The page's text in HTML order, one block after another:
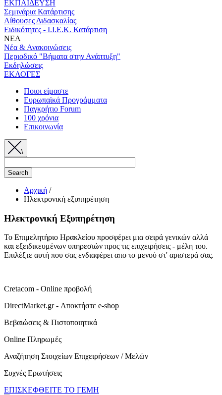
ΕΚΠΑΙΔΕΥΣΗ
Σεμινάρια Κατάρτισης
Αίθουσες Διδασκαλίας
Ειδικότητες - Ι.Ι.Ε.Κ. Κατάρτιση
ΝΕΑ
Νέα & Ανακοινώσεις
Περιοδικό "Βήματα στην Ανάπτυξη"
Εκδηλώσεις
ΕΚΛΟΓΕΣ
Ποιοι είμαστε
Ευρωπαϊκά Προγράμματα
Παγκρήτιο Forum
100 χρόνια
Επικοινωνία
\
Breadcrumb
Αρχική /
Ηλεκτρονική εξυπηρέτηση
Ηλεκτρονική Εξυπηρέτηση
Το Επιμελητήριο Ηρακλείου προσφέρει μια σειρά γενικών αλλά
και εξειδικευμένων υπηρεσιών προς τις επιχειρήσεις - μέλη του.
Επιλέξτε αυτή που σας ενδιαφέρει απο το μενού στ' αριστερά σας.
Cretacom - Online προβολή
DirectMarket.gr - Αποκτήστε e-shop
Βεβαιώσεις & Πιστοποιητικά
Online Πληρωμές
Αναζήτηση Στοιχείων Επιχειρήσεων / Μελών
Συχνές Ερωτήσεις
ΕΠΙΣΚΕΦΘΕΙΤΕ ΤΟ ΓΕΜΗ